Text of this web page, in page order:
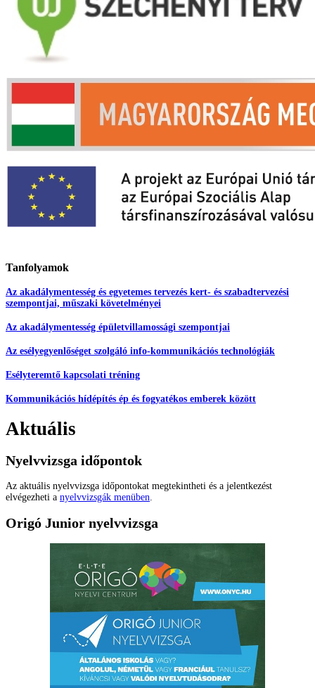
Tanfolyamok
Az akadálymentesség és egyetemes tervezés kert- és szabadtervezési
szempontjai, műszaki követelményei
Az akadálymentesség épületvillamossági szempontjai
Az esélyegyenlőséget szolgáló info-kommunikációs technológiák
Esélyteremtő kapcsolati tréning
Kommunikációs hídépítés ép és fogyatékos emberek között
Aktuális
Nyelvvizsga időpontok
Az aktuális nyelvvizsga időpontokat megtekintheti és a jelentkezést
elvégezheti a nyelvvizsgák menüben
Origó Junior nyelvvizsga